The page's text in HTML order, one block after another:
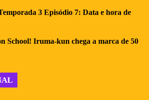
3 Episódio 7: Data e hora de
School! Iruma-kun chega a marca de 50